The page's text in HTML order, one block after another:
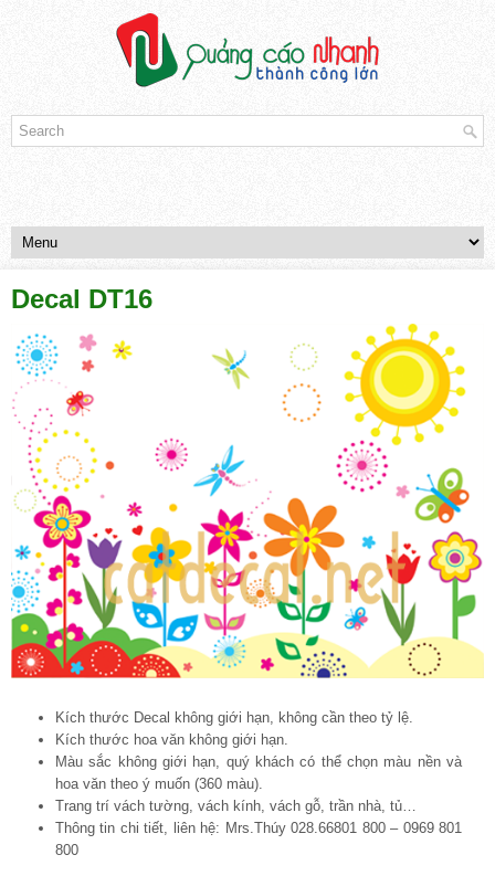
Decal DT16
Kích thước Decal không giới hạn, không cần theo tỷ lệ.
Kích thước hoa văn không giới hạn.
Màu sắc không giới hạn, quý khách có thể chọn màu nền và
hoa văn theo ý muốn (360 màu).
Trang trí vách tường, vách kính, vách gỗ, trần nhà, tủ…
Thông tin chi tiết, liên hệ: Mrs.Thúy 028.66801 800 – 0969 801
800